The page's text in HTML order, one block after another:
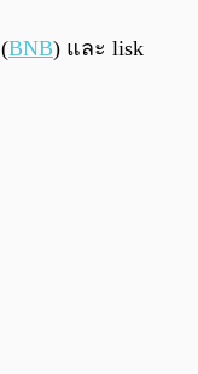
(BNB) และ lisk